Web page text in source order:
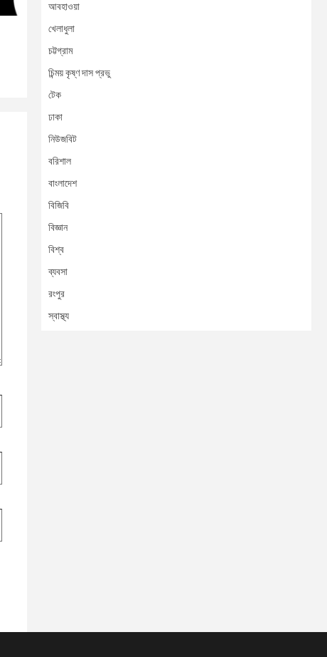
আবহাওয়া
খেলাধুলা
চট্টগ্রাম
চিন্ময় কৃষ্ণ দাস প্রভু
টেক
ঢাকা
নিউজবিট
বরিশাল
বাংলাদেশ
বিজিবি
বিজ্ঞান
বিশ্ব
ব্যবসা
রংপুর
স্বাস্থ্য